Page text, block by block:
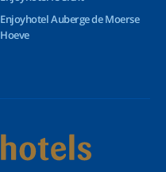
Enjoyhotel Auberge de Moerse
Hoeve